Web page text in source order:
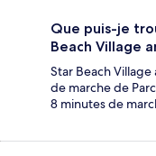
Que puis-je
Beach Village
Star Beach
de marche de
8 minutes de